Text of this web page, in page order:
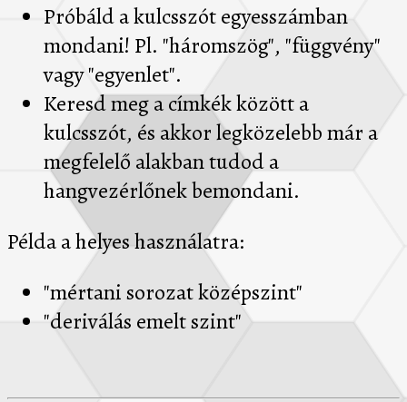
Próbáld a kulcsszót egyesszámban
mondani! Pl. "háromszög", "függvény"
vagy "egyenlet".
Keresd meg a címkék között a
kulcsszót, és akkor legközelebb már a
megfelelő alakban tudod a
hangvezérlőnek bemondani.
Példa a helyes használatra:
"mértani sorozat középszint"
"deriválás emelt szint"